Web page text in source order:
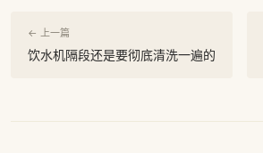
← 上一篇
饮水机隔段还是要彻底清洗一遍的